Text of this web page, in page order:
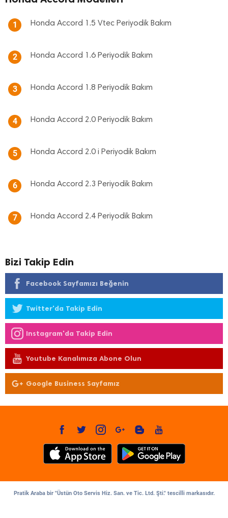
1 Honda Accord 1.5 Vtec Periyodik Bakım
2 Honda Accord 1.6 Periyodik Bakım
3 Honda Accord 1.8 Periyodik Bakım
4 Honda Accord 2.0 Periyodik Bakım
5 Honda Accord 2.0 i Periyodik Bakım
6 Honda Accord 2.3 Periyodik Bakım
7 Honda Accord 2.4 Periyodik Bakım
Bizi Takip Edin
Facebook Sayfamızı Beğenin
Twitter'da Takip Edin
Instagram'da Takip Edin
Youtube Kanalımıza Abone Olun
Google Business Sayfamız
Pratik Araba bir "Üstün Oto Servis Hiz. San. ve Tic. Ltd. Şti." tescilli markasıdır.